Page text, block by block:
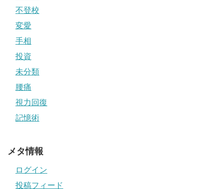
不登校
変愛
手相
投資
未分類
腰痛
視力回復
記憶術
メタ情報
ログイン
投稿フィード